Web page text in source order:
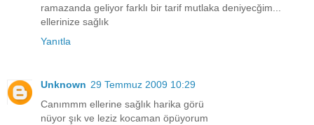
ramazanda geliyor farklı bir tarif mutlaka deniyecğim...
ellerinize sağlık
Yanıtla
Unknown 29 Temmuz 2009 10:29
Canımmm ellerine sağlık harika görü
nüyor şık ve leziz kocaman öpüyorum